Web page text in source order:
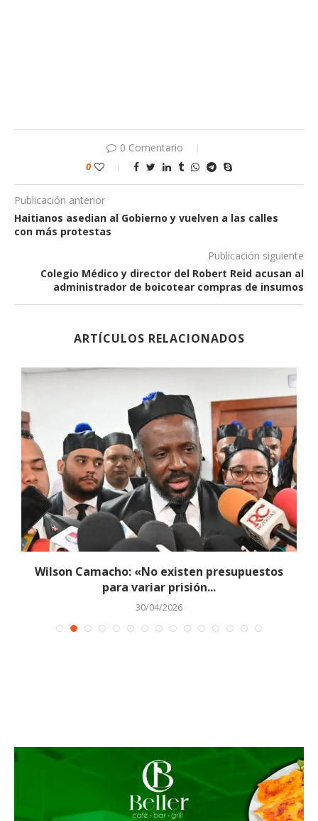
0 Comentario
0
Publicación anterior
Haitianos asedian al Gobierno y vuelven a las calles
con más protestas
Publicación siguiente
Colegio Médico y director del Robert Reid acusan al
administrador de boicotear compras de insumos
ARTÍCULOS RELACIONADOS
Wilson Camacho: «No existen presupuestos
para variar prisión...
30/04/2026